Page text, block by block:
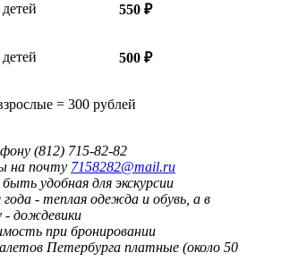
550 ₽
500 ₽
= 300 рублей
(812) 715-82-82
на почту 7158282@mail.ru
удобная для экскурсии
года - теплая одежда и обувь, а в
- дождевики
при бронировании
Петербурга платные (около 50